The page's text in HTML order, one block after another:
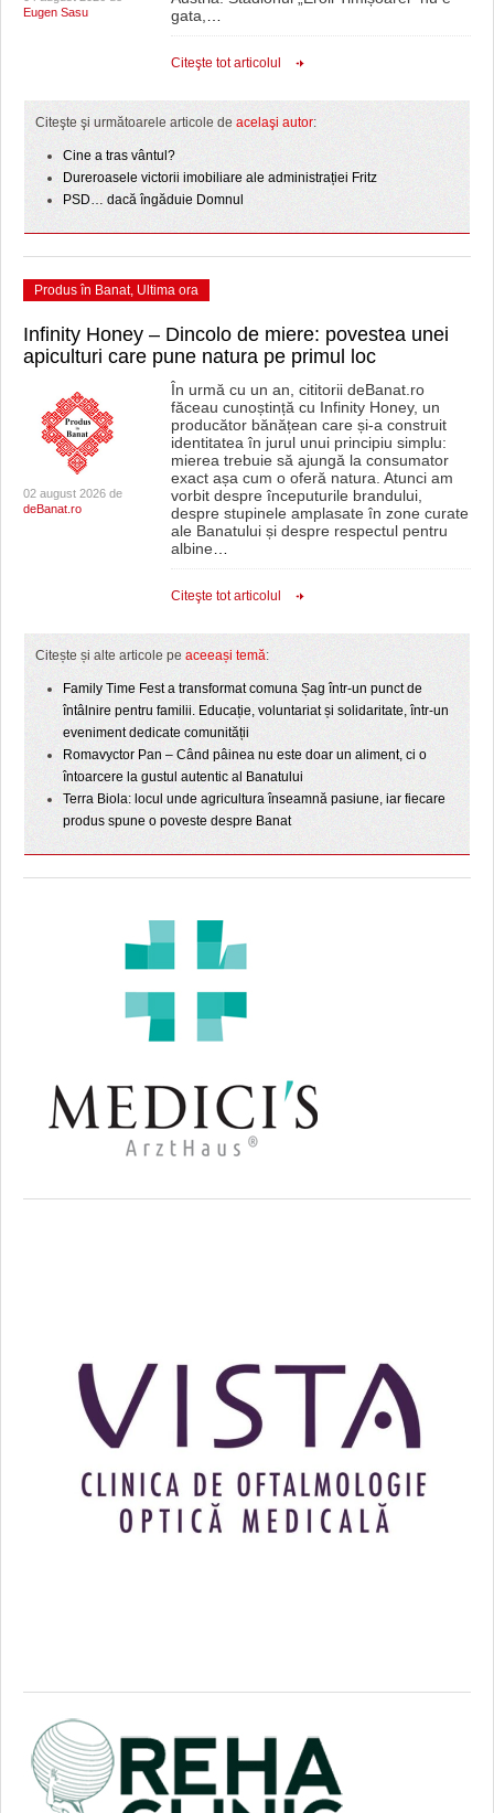
SFATURI JURIDICE
Eugen Sasu
gata,
Citeşte tot articolul
Citeşte şi următoarele articole de acelaşi autor:
Cine a tras vântul?
Dureroasele victorii imobiliare ale administrației Fritz
PSD… dacă îngăduie Domnul
Produs în Banat, Ultima ora
Infinity Honey – Dincolo de miere: povestea unei
apiculturi care pune natura pe primul loc
02 august 2026 de
deBanat.ro
În urmă cu un an, cititorii deBanat.ro
făceau cunoștință cu Infinity Honey, un
producător bănățean care și-a construit
identitatea în jurul unui principiu simplu:
mierea trebuie să ajungă la consumator
exact așa cum o oferă natura. Atunci am
vorbit despre începuturile brandului,
despre stupinele amplasate în zone curate
ale Banatului și despre respectul pentru
albine…
Citeşte tot articolul
Citește și alte articole pe aceeași temă:
Family Time Fest a transformat comuna Șag într-un punct de
întâlnire pentru familii. Educație, voluntariat și solidaritate, într-un
eveniment dedicate comunității
Romavyctor Pan – Când pâinea nu este doar un aliment, ci o
întoarcere la gustul autentic al Banatului
Terra Biola: locul unde agricultura înseamnă pasiune, iar fiecare
produs spune o poveste despre Banat